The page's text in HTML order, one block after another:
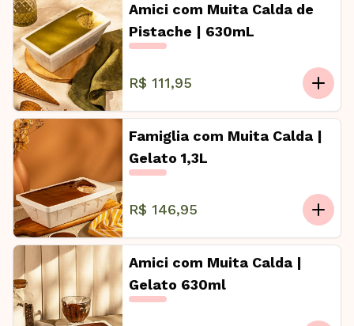
Amici com Muita Calda de
Pistache | 630mL
R$ 111,95
Famiglia com Muita Calda |
Gelato 1,3L
R$ 146,95
Amici com Muita Calda |
Gelato 630ml